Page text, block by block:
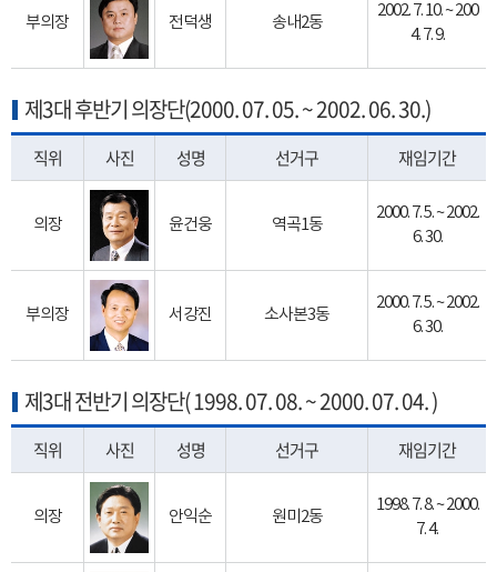
부의장 전덕생 송내2동
2002. 7. 10. ~ 200
4. 7. 9.
제3대 후반기 의장단(2000. 07. 05. ~ 2002. 06. 30.)
직위 사진 성명 선거구 재임기간
의장 윤건웅 역곡1동
2000. 7. 5. ~ 2002.
6. 30.
부의장 서강진 소사본3동
2000. 7. 5. ~ 2002.
6. 30.
제3대 전반기 의장단( 1998. 07. 08. ~ 2000. 07. 04. )
직위 사진 성명 선거구 재임기간
의장 안익순 원미2동
1998. 7. 8. ~ 2000.
7. 4.